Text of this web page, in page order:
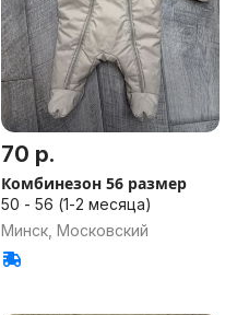
70 р.
Комбинезон 56 размер
50 - 56 (1-2 месяца)
Минск, Московский